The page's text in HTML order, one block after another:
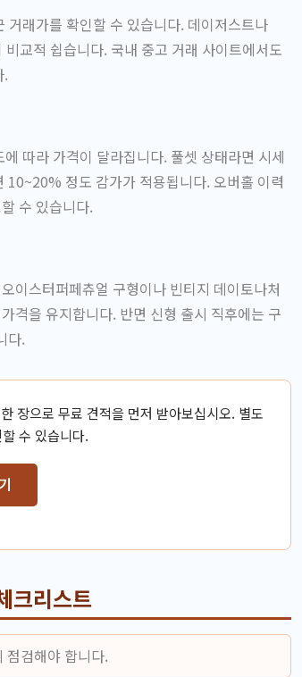
래가를 확인할 수 있습니다. 데이저스트나
교적 쉽습니다. 국내 중고 거래 사이트에서도
.
따라 가격이 달라집니다. 풀셋 상태라면 시세
정도 감가가 적용됩니다. 오버홀 이력
수 있습니다.
이스터퍼페츄얼 구형이나 빈티지 데이토나처
격을 유지합니다. 반면 신형 출시 직후에는 구
다.
장으로 무료 견적을 먼저 받아보십시오. 별도
수 있습니다.
크리스트
점검해야 합니다.